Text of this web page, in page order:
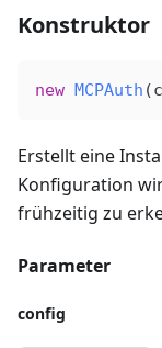
Konstruktor
new MCPAuth (
Erstellt eine
Konfiguration
frühzeitig zu
Parameter
config